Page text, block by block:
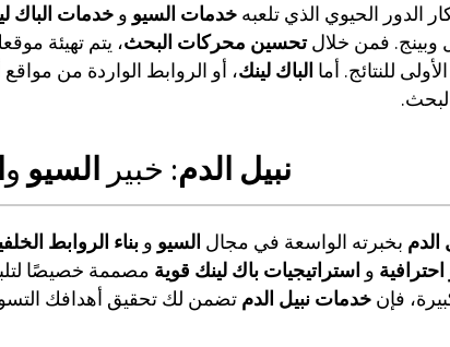
الدور الحيوي الذي تلعبه خدمات السيو و خدمات الباك
فمن خلالتحسين محركات البحث، يتم تهيئة
للنتائج. أما الباك لينك، أو الروابط الواردة من
نبيل الدم: خبير السيو و
الدم بخبرته الواسعة في مجال السيو و بناء الروابط
و استراتيجيات باك لينك قوية مصممة خصيصًا
فإن خدمات نبيل الدم تضمن لك تحقيق أهدافك